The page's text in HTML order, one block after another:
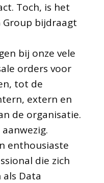
Toch, is het
Group bijdraagt
bij onze vele
orders voor
tot de
extern en
de organisatie.
enthousiaste
die zich
Data